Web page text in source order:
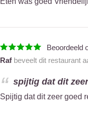
Beoordeeld
Rafbeveelt dit restaurant
spijtig dat dit
Spijtig dat dit zeer goed